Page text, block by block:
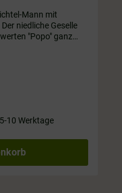
Mann mit
niedliche Geselle
"Popo" ganz
10 Werktage